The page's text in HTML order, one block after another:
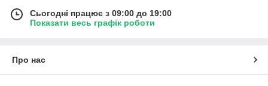
Сьогодні працює з 09:00 до 19:00
Показати весь графік роботи
Про нас